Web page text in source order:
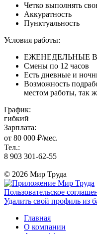
Четко выполнять
Аккуратность
Пунктуальность
Условия работы:
ЕЖЕНЕДЕЛЬНЫЕ
Смены по 12 часов
Есть дневные и
Возможность
местом работы, так
График:
гибкий
Зарплата:
от 80 000 ₽/мес.
Тел.:
8 903 301-62-55
© 2026 Мир Труда
Пользовательское
Удалить свой профиль из
Главная
О компании